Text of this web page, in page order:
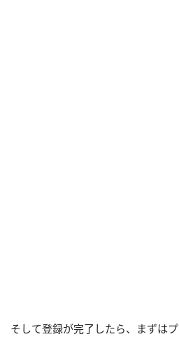
そして登録が完了したら、まずは